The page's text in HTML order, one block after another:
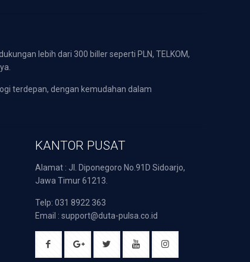
lebih dari 300 biller seperti PLN, TELKOM,
terdepan, dengan kemudahan dalam
KANTOR PUSAT
Alamat : Jl. Diponegoro No.91D Sidoarjo,
Jawa Timur 61213.
Telp: 031 8922 363
Email : support@duta-pulsa.co.id